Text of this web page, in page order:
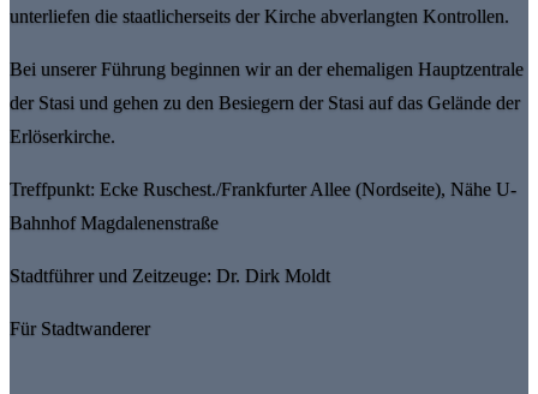
unterliefen die staatlicherseits der Kirche abverlangten Kontrollen.
Bei unserer Führung beginnen wir an der ehemaligen Hauptzentrale
der Stasi und gehen zu den Besiegern der Stasi auf das Gelände der
Erlöserkirche.
Treffpunkt: Ecke Ruschest./Frankfurter Allee (Nordseite), Nähe U-
Bahnhof Magdalenenstraße
Stadtführer und Zeitzeuge: Dr. Dirk Moldt
Für Stadtwanderer